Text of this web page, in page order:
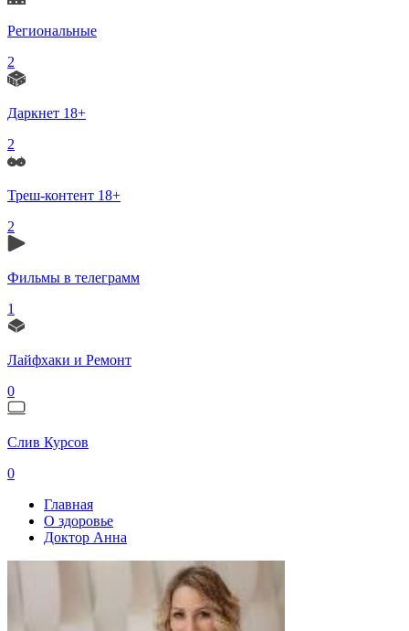
Региональные
2
Даркнет 18+
2
Треш-контент 18+
2
Фильмы в телеграмм
1
Лайфхаки и Ремонт
0
Слив Курсов
0
Главная
О здоровье
Доктор Анна